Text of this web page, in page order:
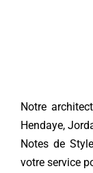
Notre
Hendaye,
Notes de
votre service